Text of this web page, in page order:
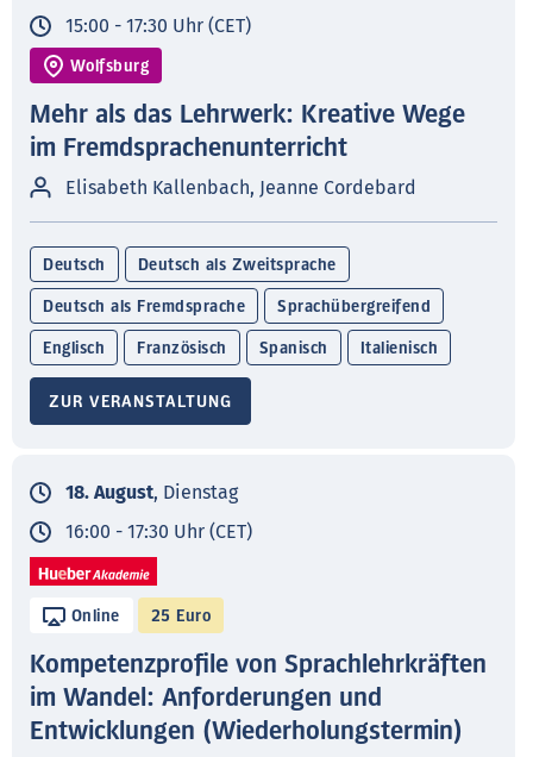
15:00 - 17:30 Uhr (CET)
Wolfsburg
Mehr als das Lehrwerk: Kreative Wege
im Fremdsprachenunterricht
Elisabeth Kallenbach, Jeanne Cordebard
Deutsch Deutsch als Zweitsprache
Deutsch als Fremdsprache Sprachübergreifend
Englisch Französisch Spanisch Italienisch
ZUR VERANSTALTUNG
18. August, Dienstag
16:00 - 17:30 Uhr (CET)
Online 25 Euro
Kompetenzprofile von Sprachlehrkräften
im Wandel: Anforderungen und
Entwicklungen (Wiederholungstermin)